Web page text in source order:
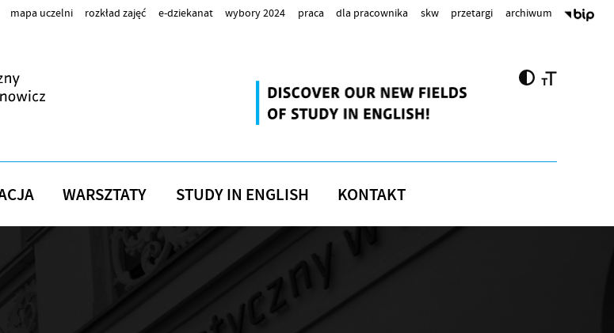
mapa uczelni rozkład zajęć e-dziekanat wybory 2024 praca dla pracownika skw przetargi archiwum
WARSZTATY STUDY IN ENGLISH KONTAKT